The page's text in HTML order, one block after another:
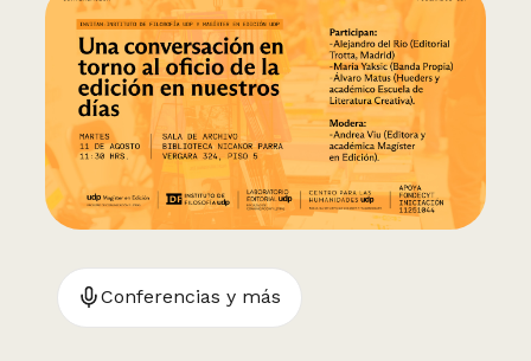
Conferencias y más